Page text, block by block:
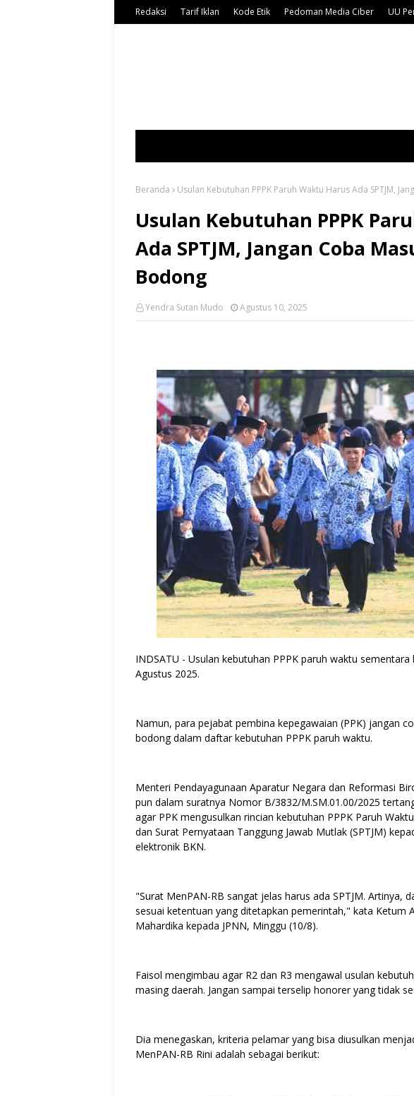
Redaksi Tarif Iklan Kode Etik Pedoman Media Ciber UU
Beranda Usulan Kebutuhan PPPK Paruh Waktu Harus Ada SPTJM,
Usulan Kebutuhan PPPK
Ada SPTJM, Jangan Coba
Bodong
Yendra Sutan Mudo Agustus 10, 2025
INDSATU - Usulan kebutuhan PPPK paruh waktu
Agustus 2025.
Namun, para pejabat pembina kepegawaian (PPK) jangan
bodong dalam daftar kebutuhan PPPK paruh waktu.
Menteri Pendayagunaan Aparatur Negara dan Reformasi
pun dalam suratnya Nomor B/3832/M.SM.01.00/2025
agar PPK mengusulkan rincian kebutuhan PPPK Paruh
dan Surat Pernyataan Tanggung Jawab Mutlak (SPTJM)
elektronik BKN.
"Surat MenPAN-RB sangat jelas harus ada SPTJM. Artinya,
sesuai ketentuan yang ditetapkan pemerintah," kata Ketum
Mahardika kepada JPNN, Minggu (10/8).
Faisol mengimbau agar R2 dan R3 mengawal usulan
masing daerah. Jangan sampai terselip honorer yang tidak
Dia menegaskan, kriteria pelamar yang bisa diusulkan
MenPAN-RB Rini adalah sebagai berikut: